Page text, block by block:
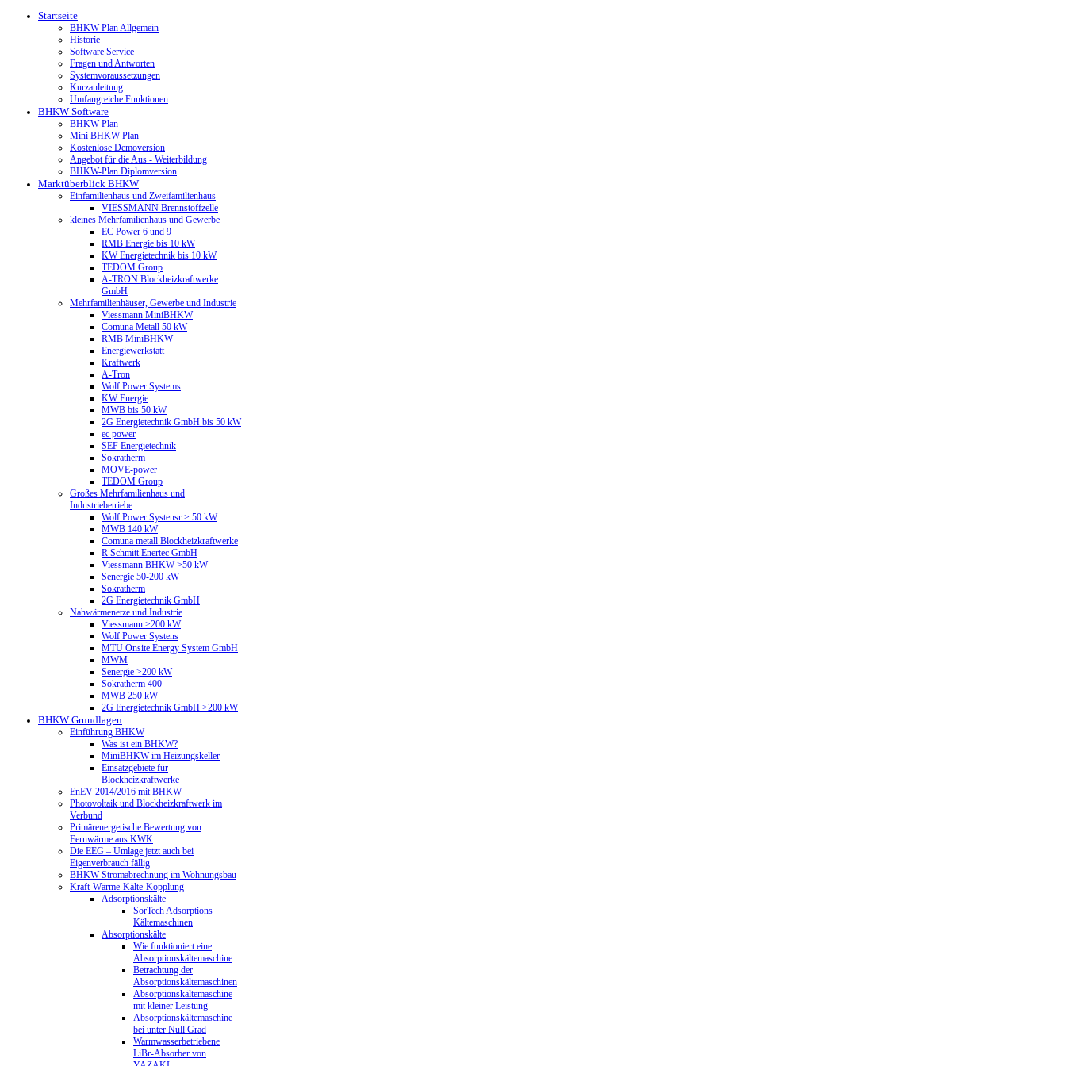
Startseite
BHKW-Plan Allgemein
Historie
Software Service
Fragen und Antworten
Systemvoraussetzungen
Kurzanleitung
Umfangreiche Funktionen
BHKW Software
BHKW Plan
Mini BHKW Plan
Kostenlose Demoversion
Angebot für die Aus - Weiterbildung
BHKW-Plan Diplomversion
Marktüberblick BHKW
Einfamilienhaus und Zweifamilienhaus
VIESSMANN Brennstoffzelle
kleines Mehrfamilienhaus und Gewerbe
EC Power 6 und 9
RMB Energie bis 10 kW
KW Energietechnik bis 10 kW
TEDOM Group
A-TRON Blockheizkraftwerke
GmbH
Mehrfamilienhäuser, Gewerbe und Industrie
Viessmann MiniBHKW
Comuna Metall 50 kW
RMB MiniBHKW
Energiewerkstatt
Kraftwerk
A-Tron
Wolf Power Systems
KW Energie
MWB bis 50 kW
2G Energietechnik GmbH bis 50 kW
ec power
SEF Energietechnik
Sokratherm
MOVE-power
TEDOM Group
Großes Mehrfamilienhaus und
Industriebetriebe
Wolf Power Systensr > 50 kW
MWB 140 kW
Comuna metall Blockheizkraftwerke
R Schmitt Enertec GmbH
Viessmann BHKW >50 kW
Senergie 50-200 kW
Sokratherm
2G Energietechnik GmbH
Nahwärmenetze und Industrie
Viessmann >200 kW
Wolf Power Systens
MTU Onsite Energy System GmbH
MWM
Senergie >200 kW
Sokratherm 400
MWB 250 kW
2G Energietechnik GmbH >200 kW
BHKW Grundlagen
Einführung BHKW
Was ist ein BHKW?
MiniBHKW im Heizungskeller
Einsatzgebiete für
Blockheizkraftwerke
EnEV 2014/2016 mit BHKW
Photovoltaik und Blockheizkraftwerk im
Verbund
Primärenergetische Bewertung von
Fernwärme aus KWK
Die EEG – Umlage jetzt auch bei
Eigenverbrauch fällig
BHKW Stromabrechnung im Wohnungsbau
Kraft-Wärme-Kälte-Kopplung
Adsorptionskälte
SorTech Adsorptions
Kältemaschinen
Absorptionskälte
Wie funktioniert eine
Absorptionskältemaschine
Betrachtung der
Absorptionskältemaschinen
Absorptionskältemaschine
mit kleiner Leistung
Absorptionskältemaschine
bei unter Null Grad
Warmwasserbetriebene
LiBr-Absorber von